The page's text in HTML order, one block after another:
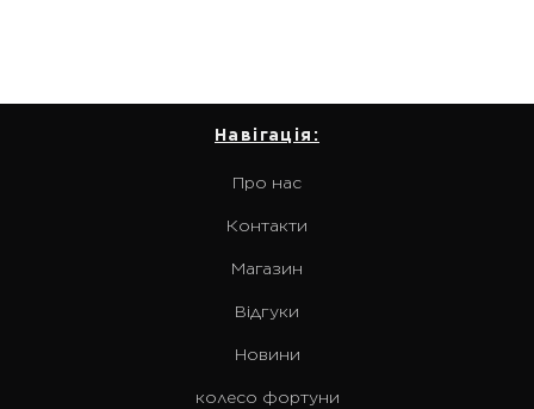
Навігація:
Про нас
Контакти
Магазин
Відгуки
Новини
колесо фортуни